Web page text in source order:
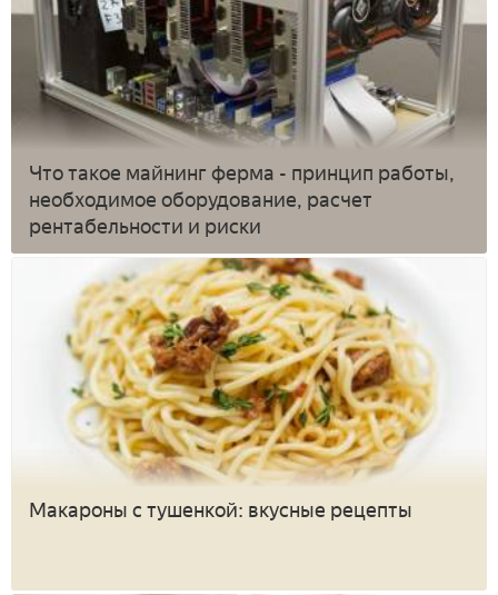
Что такое майнинг ферма - принцип работы,
необходимое оборудование, расчет
рентабельности и риски
Макароны с тушенкой: вкусные рецепты